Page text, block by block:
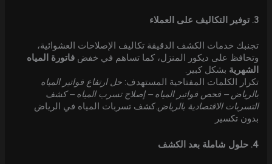
3. توفير التكاليف على العملاء
تجنبك خدمات الكشف الدقيقة تكاليف الإصلاحات العشوائية،
وتحافظ على ديكور المنزل، كما تساهم في خفضفاتورة المياه
الشهرية بشكل كبير.
تكرار الكلمات المفتاحية المستهدف:حل ارتفاع فواتير المياه
بالرياض – فحص فواتير المياه – إصلاح تسرب المياه – كشف
التسربات الاقتصادية بالرياض.كشف تسربات المياه في الرياض
بدون تكسير
4. حلول شاملة بعد الكشف